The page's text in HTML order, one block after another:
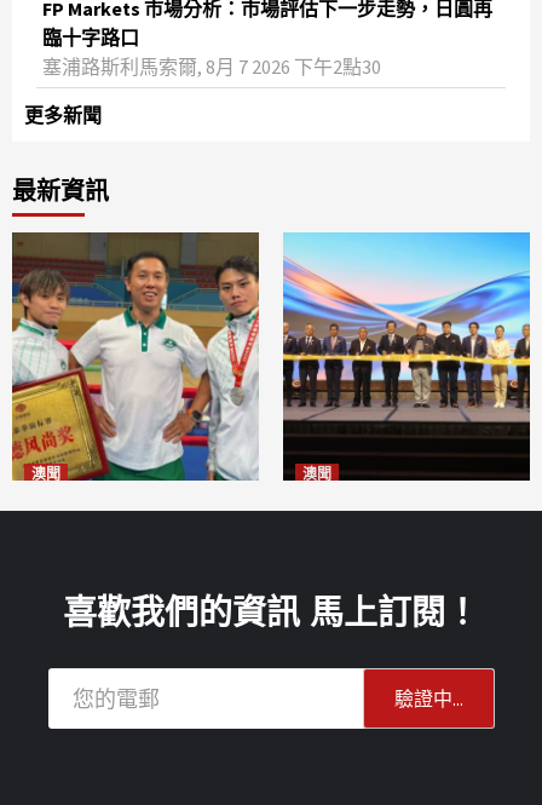
FP Markets 市場分析：市場評估下一步走勢，日圓再
臨十字路口
塞浦路斯利馬索爾, 8月 7 2026 下午2點30
更多新聞
最新資訊
澳聞 澳聞
喜歡我們的資訊 馬上訂閱！